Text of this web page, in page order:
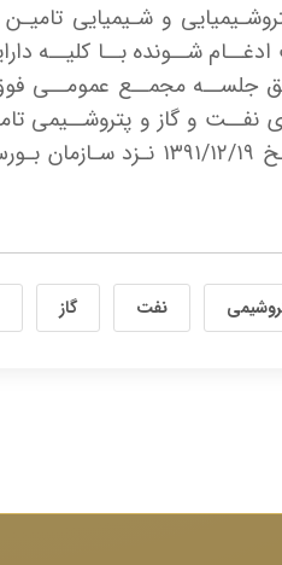
و شـیمیایی
شــونده بــا کلیــه
نفــت و گاز و پتروشــیمی
نفت گاز